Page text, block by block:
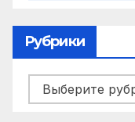
Рубрики
Рубрики